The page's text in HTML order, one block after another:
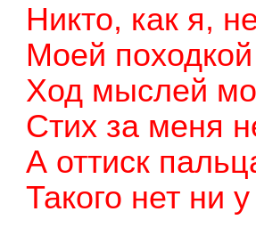
Никто, как я,
Моей
Ход мыслей
Стих за меня
А оттиск
Такого нет ни у